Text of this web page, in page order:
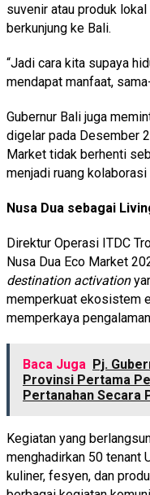
suvenir atau produk
berkunjung ke Bali.
“Jadi cara kita supaya
mendapat manfaat,
Gubernur Bali juga
digelar pada Desember
Market tidak berhenti
menjadi ruang
Nusa Dua sebagai
Direktur Operasi ITDC
Nusa Dua Eco Market
destination activation
memperkuat ekosistem
memperkaya
Baca Juga Pj.
Provinsi Pertama
Pertanahan Secara
Kegiatan yang
menghadirkan 50 tenant
kuliner, fesyen, dan